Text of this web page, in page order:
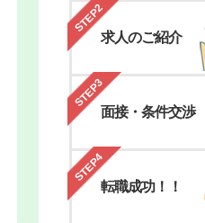
STEP2
求人のご紹介
STEP3
面接・条件交渉
STEP4
転職成功！！